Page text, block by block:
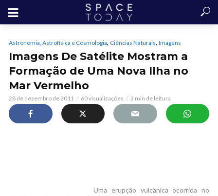
Astronomia, Astrofísica e Cosmologia, Ciências Naturais, Imagens
Imagens De Satélite Mostram a
Formação de Uma Nova Ilha no
Mar Vermelho
28 de dezembro de 2011 60 visualizações 2 min de leitura
Uma erupção vulcânica ocorrida no